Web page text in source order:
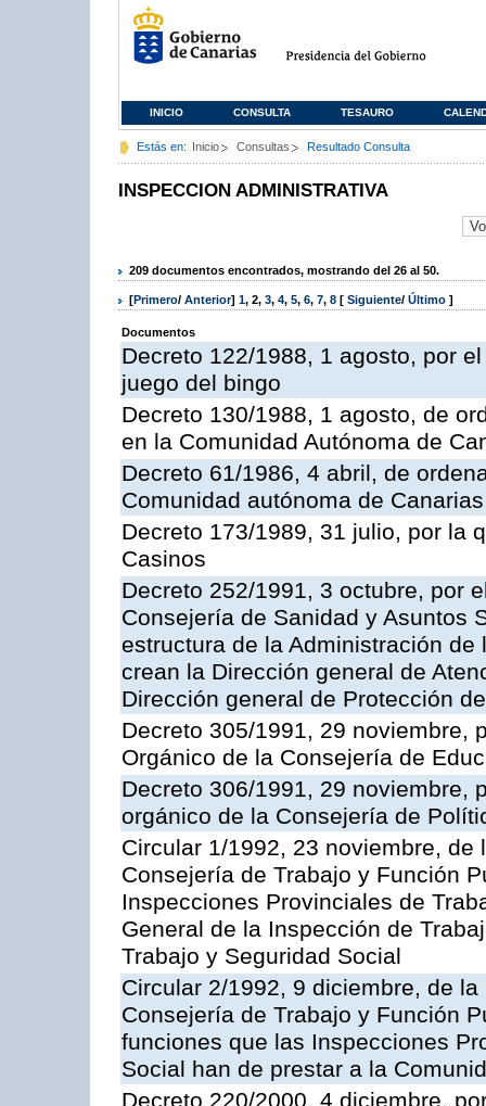
INICIO CONSULTA TESAURO
Estás en: Inicio Consultas Resultado Consulta
INSPECCION ADMINISTRATIVA
209 documentos encontrados, mostrando del 26 al 50.
[Primero/ Anterior] 1, 2, 3, 4, 5, 6, 7, 8 [ Siguiente/ Último ]
Documentos
Decreto 122/1988, 1 agosto, por
juego del bingo
Decreto 130/1988, 1 agosto, de
en la Comunidad Autónoma de
Decreto 61/1986, 4 abril, de
Comunidad autónoma de Canarias
Decreto 173/1989, 31 julio, por la
Casinos
Decreto 252/1991, 3 octubre, por
Consejería de Sanidad y Asuntos
estructura de la Administración
crean la Dirección general de
Dirección general de Protección
Decreto 305/1991, 29 noviembre,
Orgánico de la Consejería de
Decreto 306/1991, 29 noviembre,
orgánico de la Consejería de
Circular 1/1992, 23 noviembre,
Consejería de Trabajo y Función
Inspecciones Provinciales de
General de la Inspección de
Trabajo y Seguridad Social
Circular 2/1992, 9 diciembre, de
Consejería de Trabajo y Función
funciones que las Inspecciones
Social han de prestar a la